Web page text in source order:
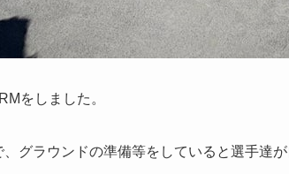
をしました。
グラウンドの準備等をしていると選手達